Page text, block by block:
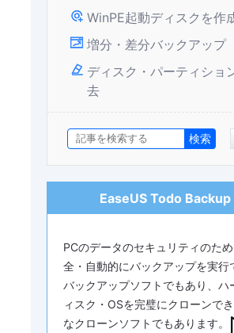
WinPE起動ディスクを作
増分・差分バックアップ
ディスク・パーティショ
去
EaseUS Todo Backup
PCのデータのセキュリティのた
全・自動的にバックアップを実行
バックアップソフトでもあり、ハ
ィスク・OSを完璧にクローンで
なクローンソフトでもあります。